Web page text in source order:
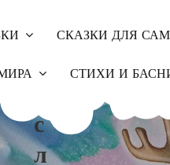
СКАЗКИ ДЛЯ
СТИХИ И
С
Л